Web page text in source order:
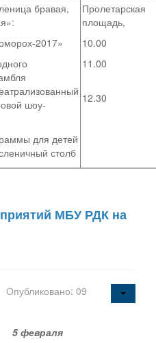
бравая,
2017»
шоу-
для детей
столб
Пролетарская
площадь,
10.00
11.00
12.30
МБУ РДК на
Опубликовано: 09
5 февраля